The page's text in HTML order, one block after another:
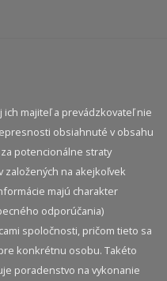
ich majiteľ a prevádzkovateľ nie
obsiahnuté v obsahu
potencionálne straty
založených na akejkoľvek
majú charakter
odporúčania)
spoločnosti, pričom tieto sa
konkrétnu osobu. Takéto
poradenstvo na vykonanie